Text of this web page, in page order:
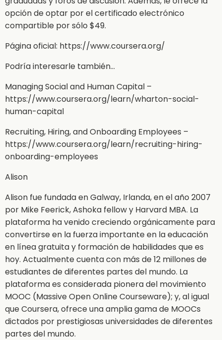
opción de optar por el certificado electrónico
compartible por sólo $49.
Página oficial: https://www.coursera.org/
Podría interesarle también…
Managing Social and Human Capital –
https://www.coursera.org/learn/wharton-social-
human-capital
Recruiting, Hiring, and Onboarding Employees –
https://www.coursera.org/learn/recruiting-hiring-
onboarding-employees
Alison
Alison fue fundada en Galway, Irlanda, en el año 2007
por Mike Feerick, Ashoka fellow y Harvard MBA. La
plataforma ha venido creciendo orgánicamente para
convertirse en la fuerza importante en la educación
en línea gratuita y formación de habilidades que es
hoy. Actualmente cuenta con más de 12 millones de
estudiantes de diferentes partes del mundo. La
plataforma es considerada pionera del movimiento
MOOC (Massive Open Online Courseware); y, al igual
que Coursera, ofrece una amplia gama de MOOCs
dictados por prestigiosas universidades de diferentes
partes del mundo.